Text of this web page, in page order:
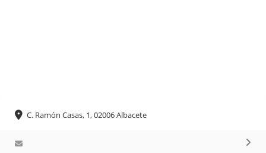
C. Ramón Casas, 1, 02006 Albacete